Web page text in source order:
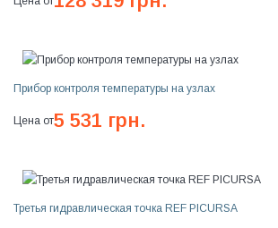
Прибор контроля температуры на узлах
Цена от5 531 грн.
Третья гидравлическая точка REF PICURSA